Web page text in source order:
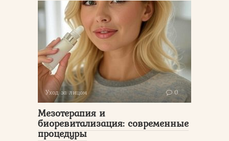
Уход за лицом 0
Мезотерапия и
биоревитализация: современные
процедуры